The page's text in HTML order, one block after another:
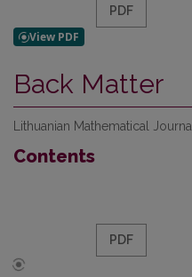
PDF
Back Matter
Lithuanian Mathematical Journal
Contents
PDF